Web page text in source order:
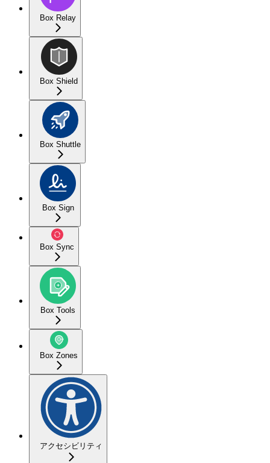
Box Relay
Box Shield
Box Shuttle
Box Sign
Box Sync
Box Tools
Box Zones
アクセシビリティ